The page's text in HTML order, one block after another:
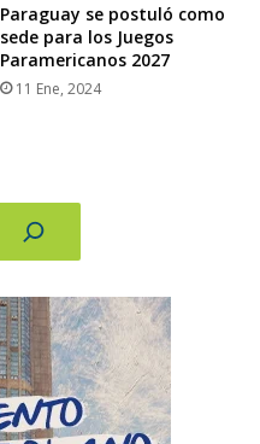
Paraguay se postuló como
sede para los Juegos
Paramericanos 2027
11 Ene, 2024